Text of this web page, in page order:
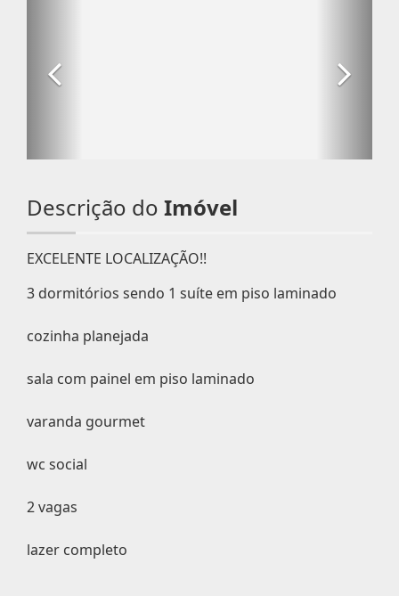
Descrição do Imóvel
EXCELENTE LOCALIZAÇÃO!!
3 dormitórios sendo 1 suíte em piso laminado
cozinha planejada
sala com painel em piso laminado
varanda gourmet
wc social
2 vagas
lazer completo